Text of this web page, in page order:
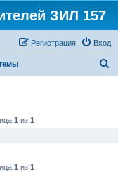
ЗИЛ 157
Вход
Регистрация
1 из 1
1 из 1